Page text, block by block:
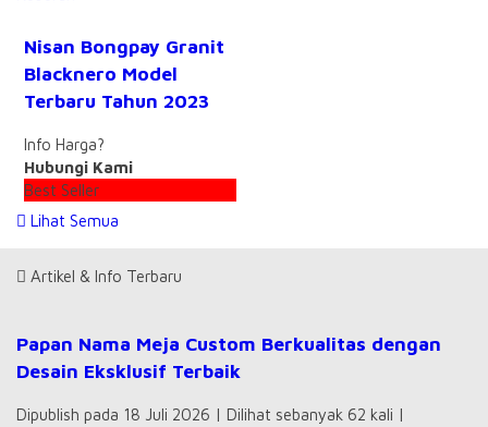
Nisan Bongpay Granit
Blacknero Model
Terbaru Tahun 2023
Info Harga?
Hubungi Kami
Best Seller
Lihat Semua
Artikel & Info Terbaru
Papan Nama Meja Custom Berkualitas dengan
Desain Eksklusif Terbaik
Dipublish pada 18 Juli 2026 | Dilihat sebanyak 62 kali |